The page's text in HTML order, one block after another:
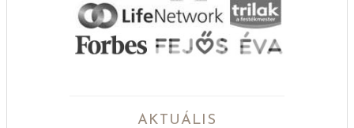
AKTUÁLIS